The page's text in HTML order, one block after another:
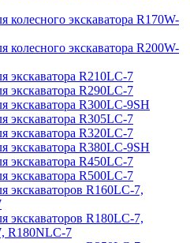
колесного экскаватора R170W-
колесного экскаватора R200W-
экскаватора R210LC-7
экскаватора R290LC-7
экскаватора R300LC-9SH
экскаватора R305LC-7
экскаватора R320LC-7
экскаватора R380LC-9SH
экскаватора R450LC-7
экскаватора R500LC-7
экскаваторов R160LC-7,
экскаваторов R180LC-7,
R180NLC-7